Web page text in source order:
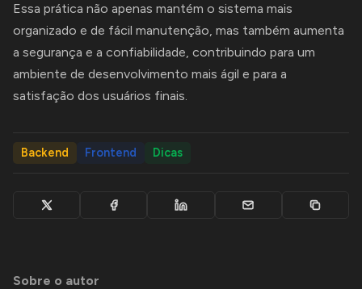
Essa prática não apenas mantém o sistema mais
organizado e de fácil manutenção, mas também aumenta
a segurança e a confiabilidade, contribuindo para um
ambiente de desenvolvimento mais ágil e para a
satisfação dos usuários finais.
Backend Frontend Dicas
Sobre o autor